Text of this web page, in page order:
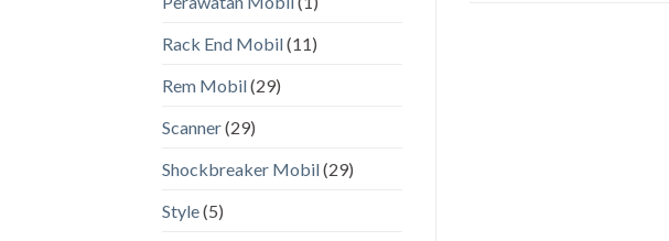
Rack End Mobil(11)
Rem Mobil(29)
Scanner(29)
Shockbreaker Mobil(29)
Style(5)